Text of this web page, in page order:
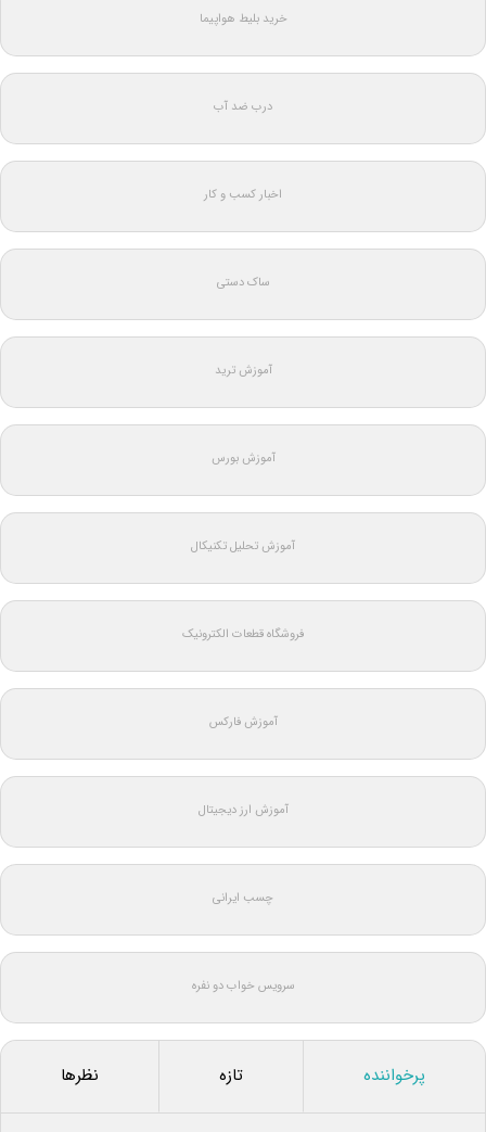
خرید بلیط هواپیما
درب ضد آب
اخبار کسب و کار
ساک دستی
آموزش ترید
آموزش بورس
آموزش تحلیل تکنیکال
فروشگاه قطعات الکترونیک
آموزش فارکس
آموزش ارز دیجیتال
چسب ایرانی
سرویس خواب دو نفره
پرخواننده تازه نظرها